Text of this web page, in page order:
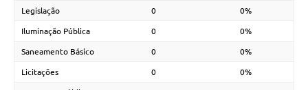
Legislação 0 0%
Iluminação Pública 0 0%
Saneamento Básico 0 0%
Licitações 0 0%